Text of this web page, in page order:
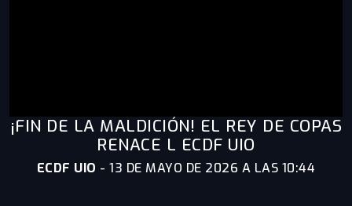
¡FIN DE LA MALDICIÓN! EL REY DE COPAS
RENACE L ECDF UIO
ECDF UIO -13 DE MAYO DE 2026 A LAS 10:44